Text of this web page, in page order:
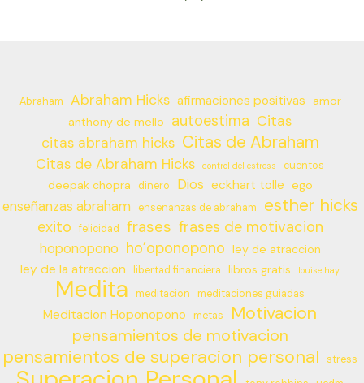
Abraham Abraham Hicks afirmaciones positivas
amor
anthony de mello
autoestima Citas
citas abraham hicks Citas de Abraham
Citas de Abraham Hicks control del estress cuentos
deepak chopra dinero Dios eckhart tolle ego
enseñanzas abraham enseñanzas de abraham esther hicks
exito felicidad frases frases de motivacion
hoponopono ho’oponopono ley de atraccion
ley de la atraccion libertad financiera libros gratis louise hay
Medita meditacion meditaciones guiadas
Meditacion Hoponopono metas Motivacion
pensamientos de motivacion
pensamientos de superacion personal stress